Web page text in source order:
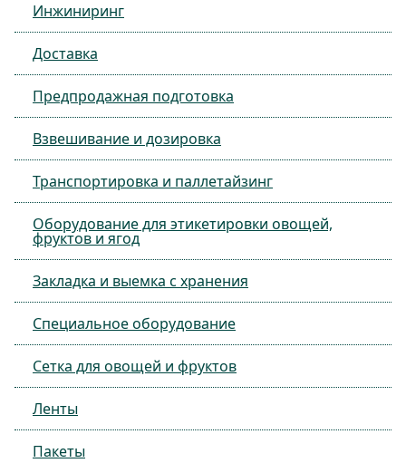
Инжиниринг
Доставка
Предпродажная подготовка
Взвешивание и дозировка
Транспортировка и паллетайзинг
Оборудование для этикетировки овощей,
фруктов и ягод
Закладка и выемка с хранения
Специальное оборудование
Сетка для овощей и фруктов
Ленты
Пакеты